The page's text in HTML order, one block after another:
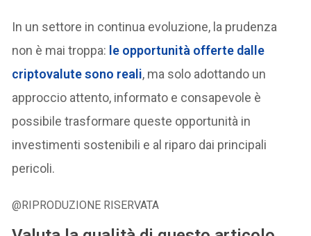
In un settore in continua evoluzione, la prudenza
non è mai troppa: le opportunità offerte dalle
criptovalute sono reali, ma solo adottando un
approccio attento, informato e consapevole è
possibile trasformare queste opportunità in
investimenti sostenibili e al riparo dai principali
pericoli.
@RIPRODUZIONE RISERVATA